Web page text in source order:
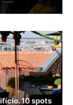
10 spots